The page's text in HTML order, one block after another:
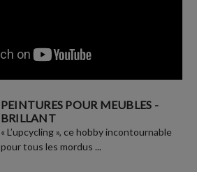
PEINTURES POUR MEUBLES -
BRILLANT
« L’upcycling », ce hobby incontournable
pour tous les mordus ...